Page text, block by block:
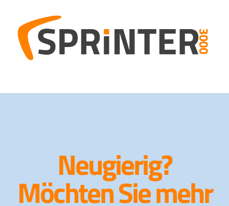
Neugierig?
Möchten Sie mehr